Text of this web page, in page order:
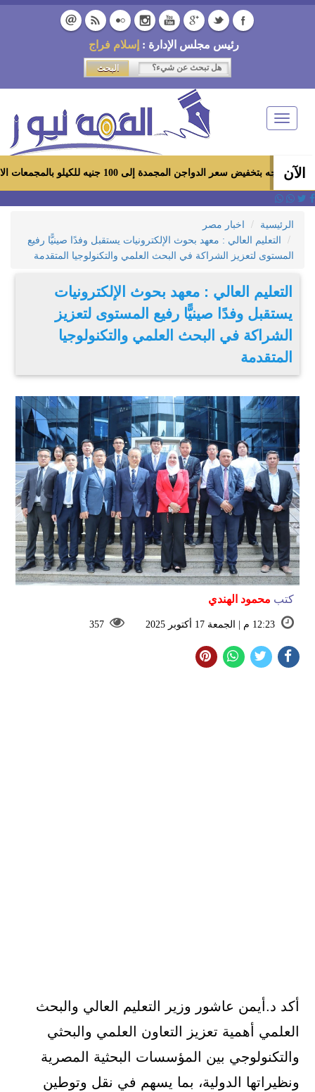
رئيس مجلس الإدارة : إسلام فراج
Toggle
navigation
الآن
المجمدة إلى 100 جنيه للكيلو بالمجمعات الاستهلاكية ومعارض «أهلاً رمضان»
الرئيسية
اخبار مصر
التعليم العالي : معهد بحوث الإلكترونيات يستقبل وفدًا صينيًّا رفيع
المستوى لتعزيز الشراكة في البحث العلمي والتكنولوجيا المتقدمة
التعليم العالي : معهد بحوث الإلكترونيات
يستقبل وفدًا صينيًّا رفيع المستوى لتعزيز
الشراكة في البحث العلمي والتكنولوجيا
المتقدمة
كتب محمود الهندي
12:23 م | الجمعة 17 أكتوبر 2025 357
أكد د.أيمن عاشور وزير التعليم العالي والبحث
العلمي أهمية تعزيز التعاون العلمي والبحثي
والتكنولوجي بين المؤسسات البحثية المصرية
ونظيراتها الدولية، بما يسهم في نقل وتوطين